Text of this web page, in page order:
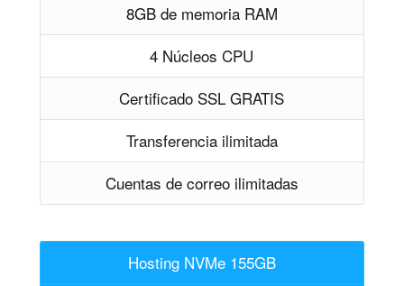
8GB de memoria RAM
4 Núcleos CPU
Certificado SSL GRATIS
Transferencia ilimitada
Cuentas de correo ilimitadas
Hosting NVMe 155GB